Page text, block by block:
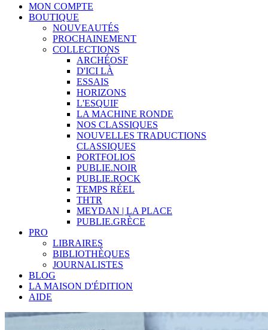
MON COMPTE
BOUTIQUE
NOUVEAUTÉS
PROCHAINEMENT
COLLECTIONS
ARCHÉOSF
D'ICI LÀ
ESSAIS
HORIZONS
L'ESQUIF
LA MACHINE RONDE
NOS CLASSIQUES
NOUVELLES TRADUCTIONS
CLASSIQUES
PORTFOLIOS
PUBLIE.NOIR
PUBLIE.ROCK
TEMPS RÉEL
THTR
MEYDAN | LA PLACE
PUBLIE.GRÈCE
PRO
LIBRAIRES
BIBLIOTHÈQUES
JOURNALISTES
BLOG
LA MAISON D'ÉDITION
AIDE